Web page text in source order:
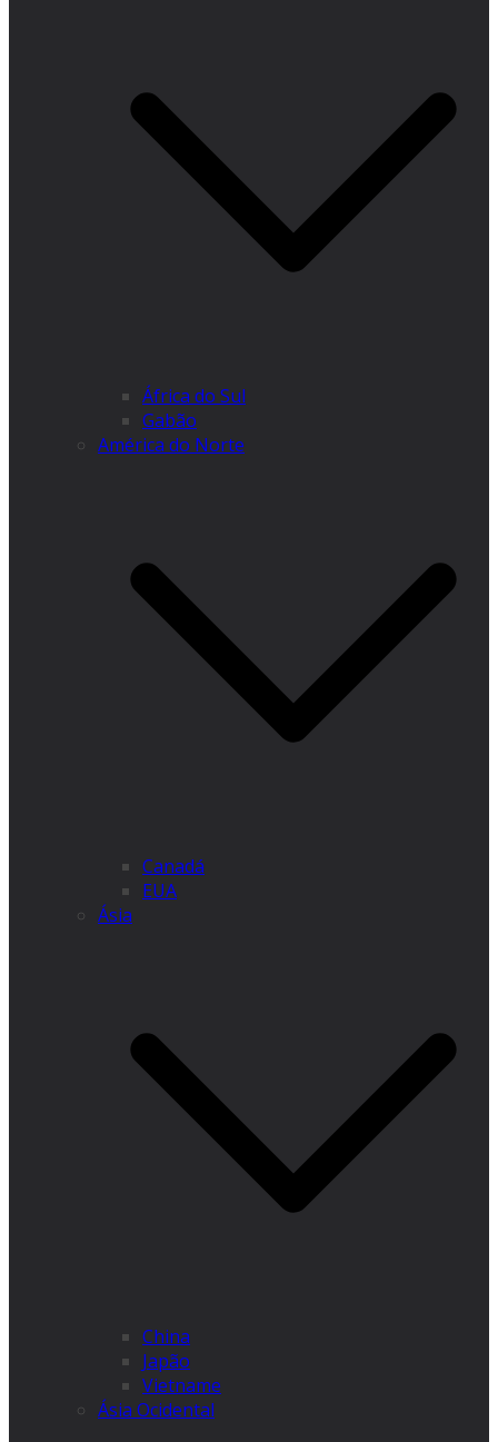
África do Sul
Gabão
América do Norte
Canadá
EUA
Ásia
China
Japão
Vietname
Ásia Ocidental